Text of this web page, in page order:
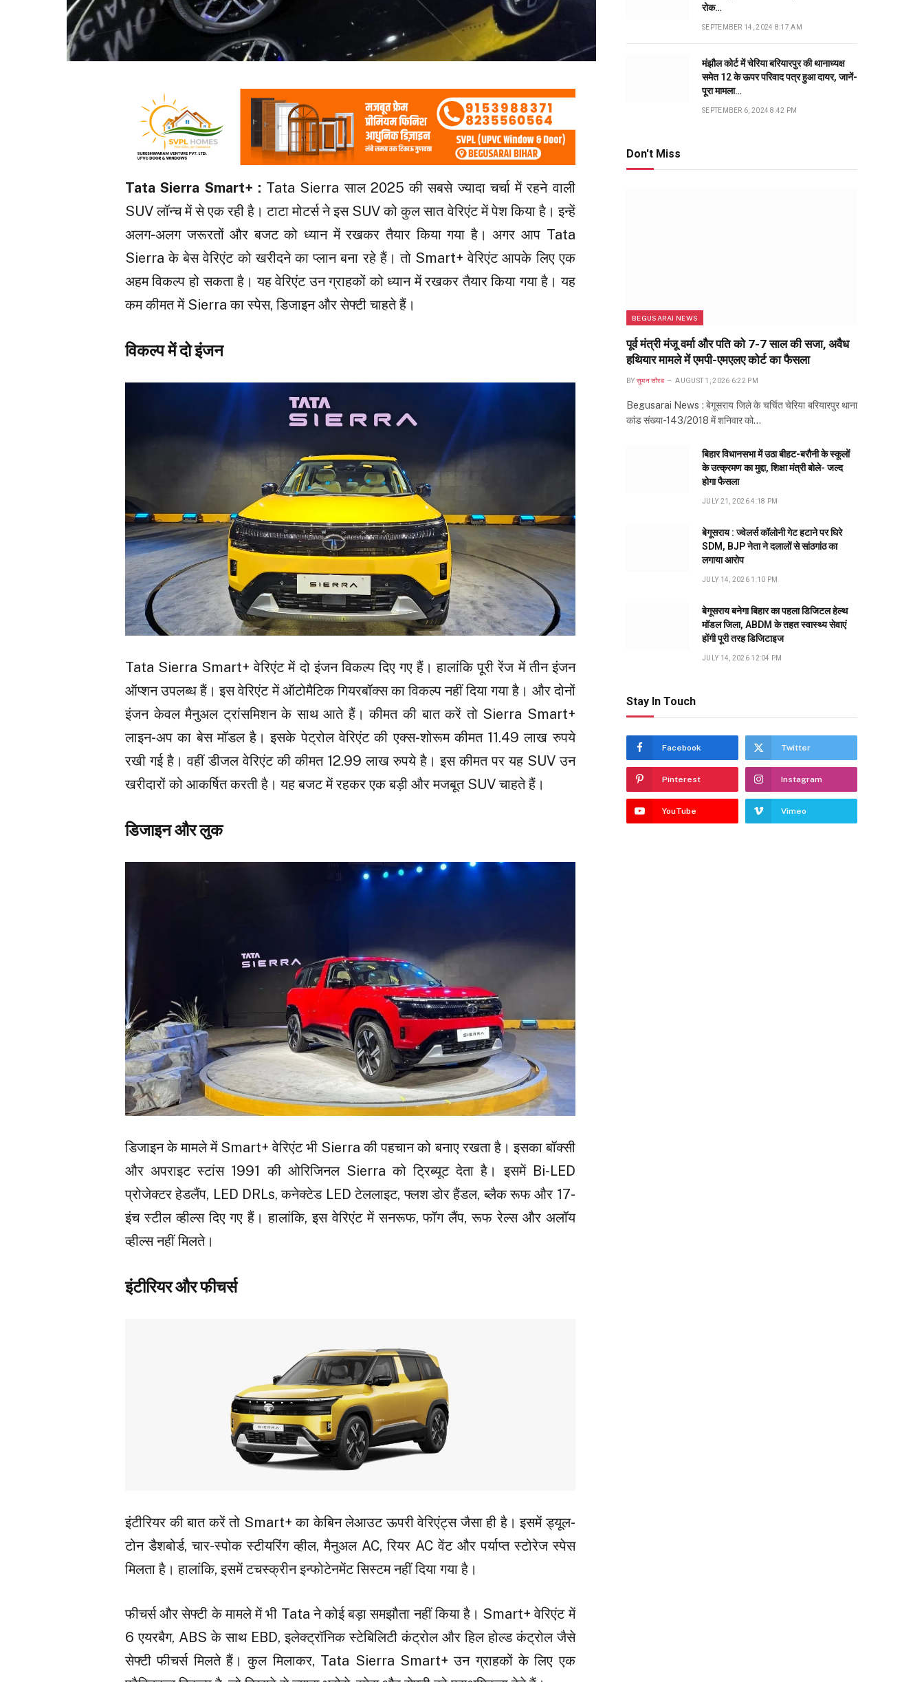
Tata Sierra Smart+ : Tata Sierra साल 2025 की सबसे ज्यादा चर्चा में रहने वाली
SUV लॉन्च में से एक रही है। टाटा मोटर्स ने इस SUV को कुल सात वेरिएंट में पेश किया है। इन्हें
अलग-अलग जरूरतों और बजट को ध्यान में रखकर तैयार किया गया है। अगर आप Tata
Sierra के बेस वेरिएंट को खरीदने का प्लान बना रहे हैं। तो Smart+ वेरिएंट आपके लिए एक
अहम विकल्प हो सकता है। यह वेरिएंट उन ग्राहकों को ध्यान में रखकर तैयार किया गया है। यह
कम कीमत में Sierra का स्पेस, डिजाइन और सेफ्टी चाहते हैं।
विकल्प में दो इंजन
Tata Sierra Smart+ वेरिएंट में दो इंजन विकल्प दिए गए हैं। हालांकि पूरी रेंज में तीन इंजन
ऑप्शन उपलब्ध हैं। इस वेरिएंट में ऑटोमैटिक गियरबॉक्स का विकल्प नहीं दिया गया है। और दोनों
इंजन केवल मैनुअल ट्रांसमिशन के साथ आते हैं। कीमत की बात करें तो Sierra Smart+
लाइन-अप का बेस मॉडल है। इसके पेट्रोल वेरिएंट की एक्स-शोरूम कीमत 11.49 लाख रुपये
रखी गई है। वहीं डीजल वेरिएंट की कीमत 12.99 लाख रुपये है। इस कीमत पर यह SUV उन
खरीदारों को आकर्षित करती है। यह बजट में रहकर एक बड़ी और मजबूत SUV चाहते हैं।
डिजाइन और लुक
डिजाइन के मामले में Smart+ वेरिएंट भी Sierra की पहचान को बनाए रखता है। इसका बॉक्सी
और अपराइट स्टांस 1991 की ओरिजिनल Sierra को ट्रिब्यूट देता है। इसमें Bi-LED
प्रोजेक्टर हेडलैंप, LED DRLs, कनेक्टेड LED टेललाइट, फ्लश डोर हैंडल, ब्लैक रूफ और 17-
इंच स्टील व्हील्स दिए गए हैं। हालांकि, इस वेरिएंट में सनरूफ, फॉग लैंप, रूफ रेल्स और अलॉय
व्हील्स नहीं मिलते।
इंटीरियर और फीचर्स
इंटीरियर की बात करें तो Smart+ का केबिन लेआउट ऊपरी वेरिएंट्स जैसा ही है। इसमें ड्यूल-
टोन डैशबोर्ड, चार-स्पोक स्टीयरिंग व्हील, मैनुअल AC, रियर AC वेंट और पर्याप्त स्टोरेज स्पेस
मिलता है। हालांकि, इसमें टचस्क्रीन इन्फोटेनमेंट सिस्टम नहीं दिया गया है।
फीचर्स और सेफ्टी के मामले में भी Tata ने कोई बड़ा समझौता नहीं किया है। Smart+ वेरिएंट में
6 एयरबैग, ABS के साथ EBD, इलेक्ट्रॉनिक स्टेबिलिटी कंट्रोल और हिल होल्ड कंट्रोल जैसे
सेफ्टी फीचर्स मिलते हैं। कुल मिलाकर, Tata Sierra Smart+ उन ग्राहकों के लिए एक
रोक…
SEPTEMBER 14, 2024 8:17 AM
मंझौल कोर्ट में चेरिया बरियारपुर की थानाध्यक्ष
समेत 12 के ऊपर परिवाद पत्र हुआ दायर, जानें-
पूरा मामला…
SEPTEMBER 6, 2024 8:42 PM
Don't Miss
BEGUSARAI NEWS
पूर्व मंत्री मंजू वर्मा और पति को 7-7 साल की सजा, अवैध
हथियार मामले में एमपी-एमएलए कोर्ट का फैसला
BY सुमन सौरब AUGUST 1, 2026 6:22 PM
Begusarai News : बेगूसराय जिले के चर्चित चेरिया बरियारपुर थाना
कांड संख्या-143/2018 में शनिवार को…
बिहार विधानसभा में उठा बीहट-बरौनी के स्कूलों
के उत्क्रमण का मुद्दा, शिक्षा मंत्री बोले- जल्द
होगा फैसला
JULY 21, 2026 4:18 PM
बेगूसराय : ज्वेलर्स कॉलोनी गेट हटाने पर घिरे
SDM, BJP नेता ने दलालों से सांठगांठ का
लगाया आरोप
JULY 14, 2026 1:10 PM
बेगूसराय बनेगा बिहार का पहला डिजिटल हेल्थ
मॉडल जिला, ABDM के तहत स्वास्थ्य सेवाएं
होंगी पूरी तरह डिजिटाइज
JULY 14, 2026 12:04 PM
Stay In Touch
Facebook Twitter
Pinterest Instagram
YouTube Vimeo